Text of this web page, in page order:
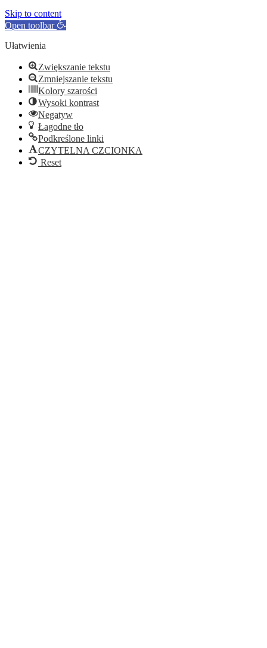
Skip to content
Open toolbar
Ułatwienia
Zwiększanie tekstu
Zmniejszanie tekstu
Kolory szarości
Wysoki kontrast
Negatyw
Łagodne tło
Podkreślone linki
CZYTELNA CZCIONKA
Reset